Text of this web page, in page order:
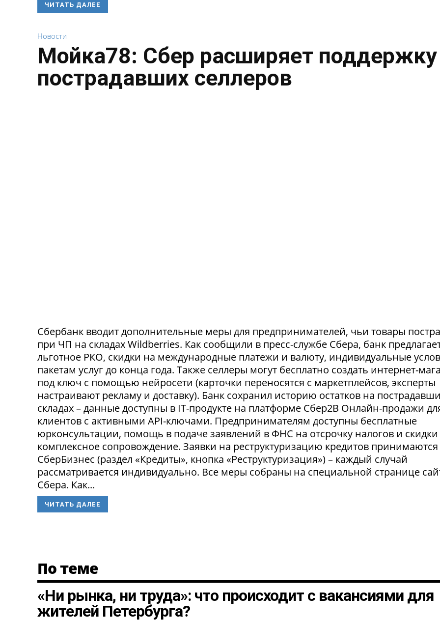
ЧИТАТЬ ДАЛЕЕ
Новости
Мойка78: Сбер расширяет поддержку
пострадавших селлеров
Сбербанк вводит дополнительные меры для предпринимателей, чьи товары
при ЧП на складах Wildberries. Как сообщили в пресс-службе Сбера, банк
льготное РКО, скидки на международные платежи и валюту, индивидуальные
пакетам услуг до конца года. Также селлеры могут бесплатно создать интернет-
под ключ с помощью нейросети (карточки переносятся с маркетплейсов, эксперты
настраивают рекламу и доставку). Банк сохранил историю остатков на
складах – данные доступны в IT-продукте на платформе Сбер2В Онлайн-продажи
клиентов с активными API-ключами. Предпринимателям доступны бесплатные
юрконсультации, помощь в подаче заявлений в ФНС на отсрочку налогов и
комплексное сопровождение. Заявки на реструктуризацию кредитов принимаются
СберБизнес (раздел «Кредиты», кнопка «Реструктуризация») – каждый случай
рассматривается индивидуально. Все меры собраны на специальной странице
Сбера. Как...
ЧИТАТЬ ДАЛЕЕ
По теме
«Ни рынка, ни труда»: что происходит с вакансиями для
жителей Петербурга?